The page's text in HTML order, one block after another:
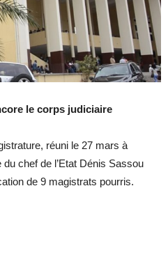
le corps judiciaire
réuni le 27 mars à
chef de l’Etat Dénis Sassou
de 9 magistrats pourris.